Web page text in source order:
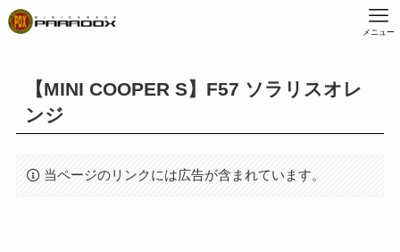
メニュー
【MINI COOPER S】F57 ソラリスオレ
ンジ
当ページのリンクには広告が含まれています。